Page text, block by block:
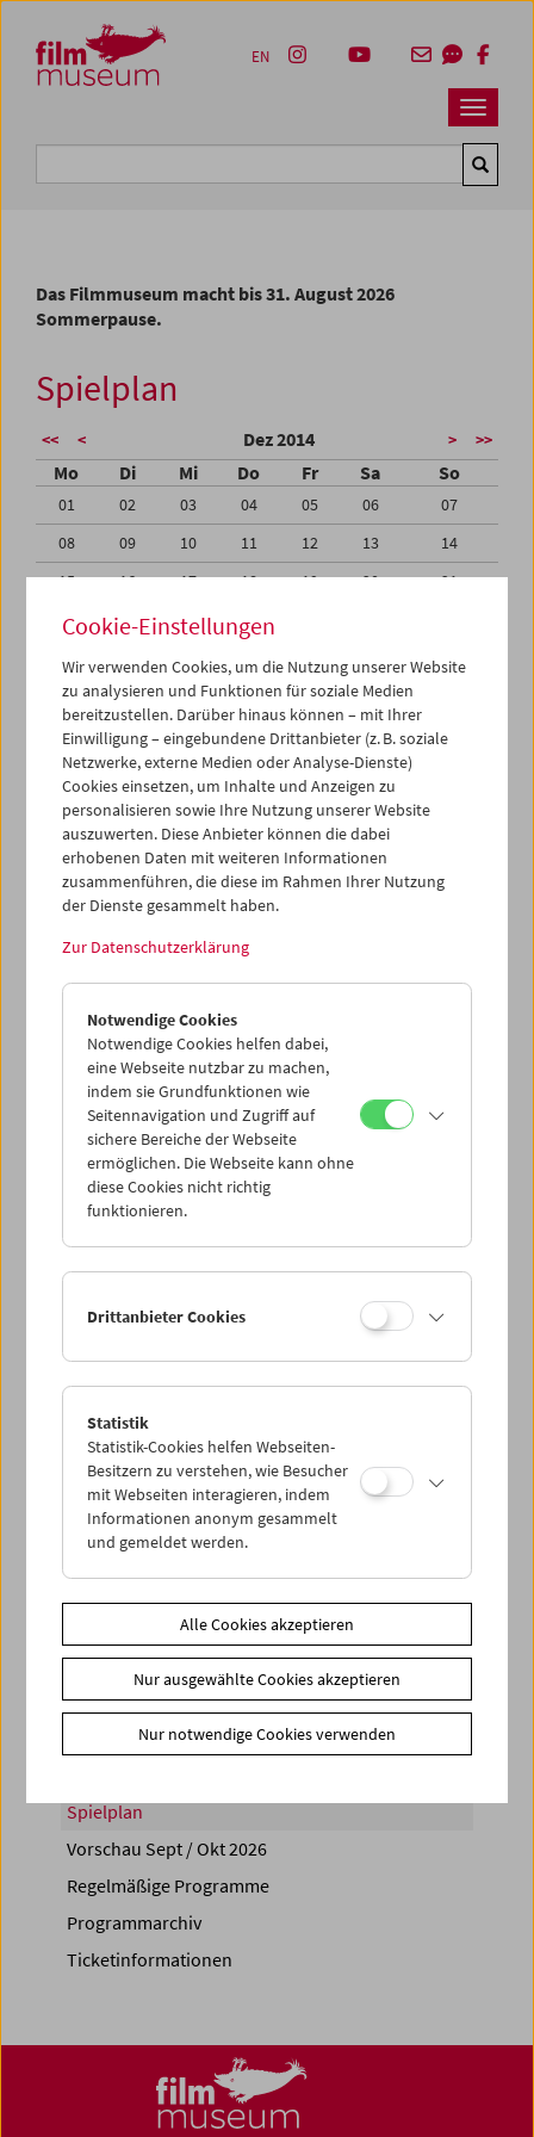
Zum Inhalt
Zum Hauptmenü
Zur Servicenavigation
Zum Suche
Navbar
EN
Das Filmmuseum macht bis 31. August 2026
Sommerpause.
Spielplan
<< < Dez 2014 > >>
Mo Di Mi Do Fr Sa So
01 02 03 04 05 06
07
08
09 10 11 12 13
14
15
16 17 18 19 20
21
22
23 24 25
29
31 02
04
05
06 07 08 09 10
iCalender
Programmheft-PDF
English language or subtitles
< Vorherige Woche
Mo 22.12.
Di 23.12.
Mi 24.12.
Do 25.12.
Sa 27.12.
PROGRAMM ÜBERBLICK
Share on
Spielplan
Vorschau Sept / Okt 2026
Regelmäßige Programme
Programmarchiv
Ticketinformationen
Cookie-Einstellungen
Wir verwenden Cookies, um die Nutzung unserer Website
zu analysieren und Funktionen für soziale Medien
bereitzustellen. Darüber hinaus können – mit Ihrer
Einwilligung – eingebundene Drittanbieter (z. B. soziale
Netzwerke, externe Medien oder Analyse-Dienste)
Cookies einsetzen, um Inhalte und Anzeigen zu
personalisieren sowie Ihre Nutzung unserer Website
auszuwerten. Diese Anbieter können die dabei
erhobenen Daten mit weiteren Informationen
zusammenführen, die diese im Rahmen Ihrer Nutzung
der Dienste gesammelt haben.
Zur Datenschutzerklärung
Notwendige Cookies
Notwendige Cookies helfen dabei,
eine Webseite nutzbar zu machen,
indem sie Grundfunktionen wie
Seitennavigation und Zugriff auf
sichere Bereiche der Webseite
ermöglichen. Die Webseite kann ohne
diese Cookies nicht richtig
funktionieren.
Drittanbieter Cookies
Statistik
Statistik-Cookies helfen Webseiten-
Besitzern zu verstehen, wie Besucher
mit Webseiten interagieren, indem
Informationen anonym gesammelt
und gemeldet werden.
Alle Cookies akzeptieren
Nur ausgewählte Cookies akzeptieren
Nur notwendige Cookies verwenden